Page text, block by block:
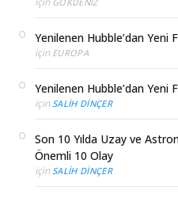
Yenilenen Hubble’dan Yeni
için EUROPA
Yenilenen Hubble’dan Yeni
için SALIH DINÇER
Son 10 Yılda Uzay ve
Önemli 10 Olay
için SALIH DINÇER